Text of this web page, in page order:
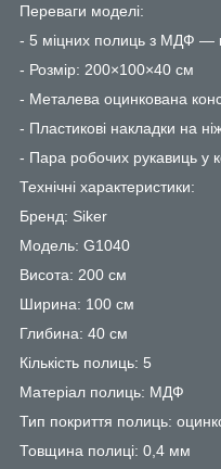
Переваги моделі:
- 5 міцних полиць з МДФ —
- Розмір: 200×100×40 см
- Металева оцинкована
- Пластикові накладки на
- Пара робочих рукавиць у
Технічні характеристики:
Бренд: Siker
Модель: G1040
Висота: 200 см
Ширина: 100 см
Глибина: 40 см
Кількість полиць: 5
Матеріал полиць: МДФ
Тип покриття полиць:
Товщина полиці: 0,4 мм